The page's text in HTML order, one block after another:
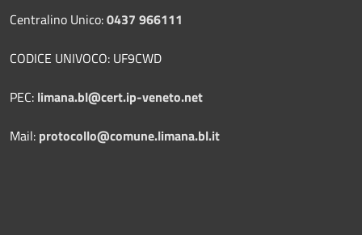
Centralino Unico:0437 966111
CODICE UNIVOCO: UF9CWD
PEC: limana.bl@cert.ip-veneto.net
Mail: protocollo@comune.limana.bl.it